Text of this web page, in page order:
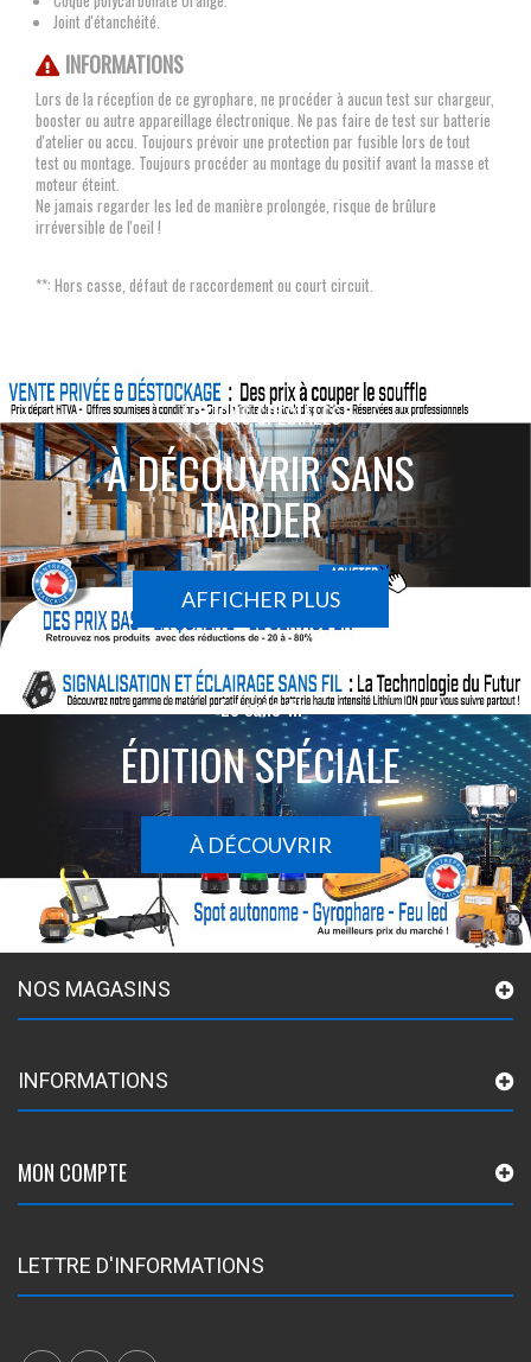
Joint d'étanchéité.
INFORMATIONS
Lors de la réception de ce gyrophare, ne procéder à aucun test sur chargeur,
booster ou autre appareillage électronique. Ne pas faire de test sur batterie
d'atelier ou accu. Toujours prévoir une protection par fusible lors de tout
test ou montage. Toujours procéder au montage du positif avant la masse et
moteur éteint.
Ne jamais regarder les led de manière prolongée, risque de brûlure
irréversible de l'oeil !
**: Hors casse, défaut de raccordement ou court circuit.
ACTIONS SPÉCIALES
À DÉCOUVRIR SANS
TARDER
AFFICHER PLUS
Le sans-fil
ÉDITION SPÉCIALE
À DÉCOUVRIR
NOS MAGASINS
INFORMATIONS
MON COMPTE
LETTRE D'INFORMATIONS